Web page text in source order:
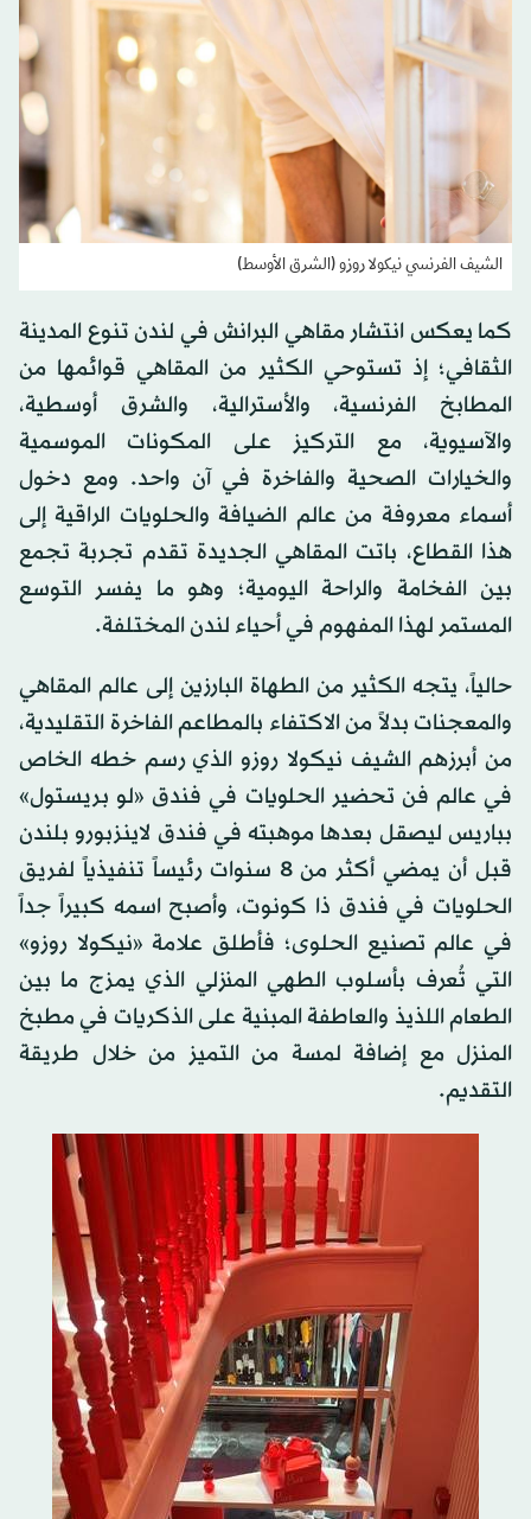
الشيف الفرنسي نيكولا روزو (الشرق الأوسط)
كما يعكس انتشار مقاهي البرانش في لندن تنوع المدينة
الثقافي؛ إذ تستوحي الكثير من المقاهي قوائمها من
المطابخ الفرنسية، والأسترالية، والشرق أوسطية،
والآسيوية، مع التركيز على المكونات الموسمية
والخيارات الصحية والفاخرة في آن واحد. ومع دخول
أسماء معروفة من عالم الضيافة والحلويات الراقية إلى
هذا القطاع، باتت المقاهي الجديدة تقدم تجربة تجمع
بين الفخامة والراحة اليومية؛ وهو ما يفسر التوسع
المستمر لهذا المفهوم في أحياء لندن المختلفة.
حالياً، يتجه الكثير من الطهاة البارزين إلى عالم المقاهي
والمعجنات بدلاً من الاكتفاء بالمطاعم الفاخرة التقليدية،
من أبرزهم الشيف نيكولا روزو الذي رسم خطه الخاص
في عالم فن تحضير الحلويات في فندق «لو بريستول»
بباريس ليصقل بعدها موهبته في فندق لاينزبورو بلندن
قبل أن يمضي أكثر من 8 سنوات رئيساً تنفيذياً لفريق
الحلويات في فندق ذا كونوت، وأصبح اسمه كبيراً جداً
في عالم تصنيع الحلوى؛ فأطلق علامة «نيكولا روزو»
التي تُعرف بأسلوب الطهي المنزلي الذي يمزج ما بين
الطعام اللذيذ والعاطفة المبنية على الذكريات في مطبخ
المنزل مع إضافة لمسة من التميز من خلال طريقة
التقديم.